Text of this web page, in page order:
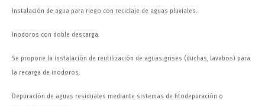
Instalación de agua para riego con reciclaje de aguas pluviales.
Inodoros con doble descarga.
Se propone la instalación de reutilización de aguas grises (duchas, lavabos) para
la recarga de inodoros.
Depuración de aguas residuales mediante sistemas de fitodepuración o